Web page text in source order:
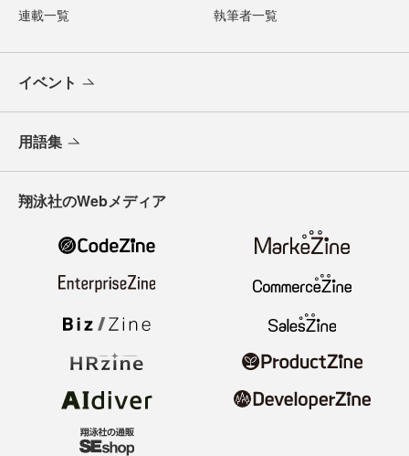
連載一覧 執筆者一覧
イベント
用語集
翔泳社のWebメディア